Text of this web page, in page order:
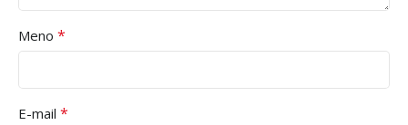
Meno *
E-mail *